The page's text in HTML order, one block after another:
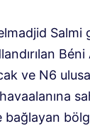
ve N6
bağlayan